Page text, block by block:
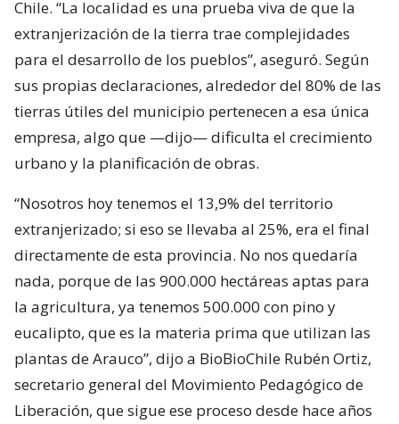
Chile. “La localidad es una prueba viva de que la
extranjerización de la tierra trae complejidades
para el desarrollo de los pueblos”, aseguró. Según
sus propias declaraciones, alrededor del 80% de las
tierras útiles del municipio pertenecen a esa única
empresa, algo que —dijo— dificulta el crecimiento
urbano y la planificación de obras.
“Nosotros hoy tenemos el 13,9% del territorio
extranjerizado; si eso se llevaba al 25%, era el final
directamente de esta provincia. No nos quedaría
nada, porque de las 900.000 hectáreas aptas para
la agricultura, ya tenemos 500.000 con pino y
eucalipto, que es la materia prima que utilizan las
plantas de Arauco”, dijo a BioBioChile Rubén Ortiz,
secretario general del Movimiento Pedagógico de
Liberación, que sigue ese proceso desde hace años